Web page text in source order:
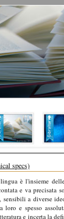
specs)
è l'insieme
e va precisata
sensibili a diverse
loro e spesso
e incerta la